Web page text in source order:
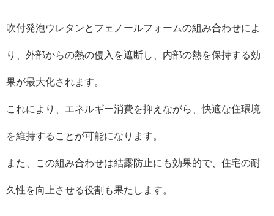
吹付発泡ウレタンとフェノールフォームの組み合わせによ
り、外部からの熱の侵入を遮断し、内部の熱を保持する効
果が最大化されます。
これにより、エネルギー消費を抑えながら、快適な住環境
を維持することが可能になります。
また、この組み合わせは結露防止にも効果的で、住宅の耐
久性を向上させる役割も果たします。